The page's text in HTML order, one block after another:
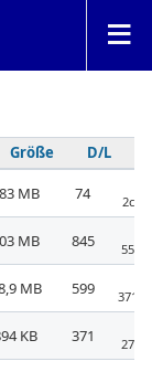
Größe
D/L
MB 74
MB 845
MB 599
KB 371